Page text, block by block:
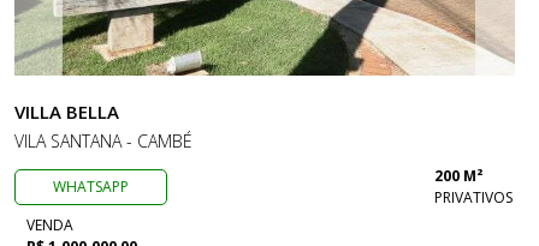
VILLA BELLA
VILA SANTANA - CAMBÉ
WHATSAPP
200 M²
PRIVATIVOS
VENDA